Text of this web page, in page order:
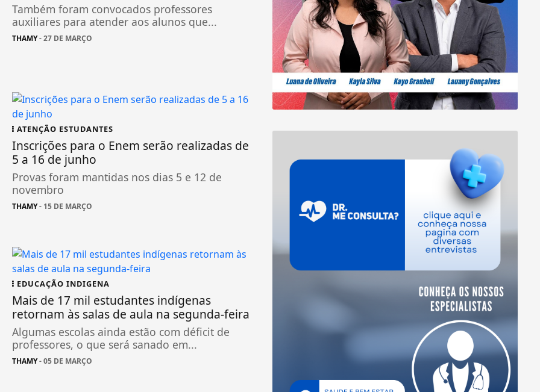
Também foram convocados professores
auxiliares para atender aos alunos que...
THAMY- 27 DE MARÇO
ATENÇÃO ESTUDANTES
Inscrições para o Enem serão realizadas de
5 a 16 de junho
Provas foram mantidas nos dias 5 e 12 de
novembro
THAMY- 15 DE MARÇO
EDUCAÇÃO INDIGENA
Mais de 17 mil estudantes indígenas
retornam às salas de aula na segunda-feira
Algumas escolas ainda estão com déficit de
professores, o que será sanado em...
THAMY- 05 DE MARÇO